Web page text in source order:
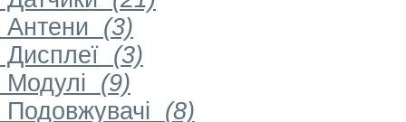
Антени (3)
Дисплеї (3)
Модулі (9)
Подовжувачі (8)